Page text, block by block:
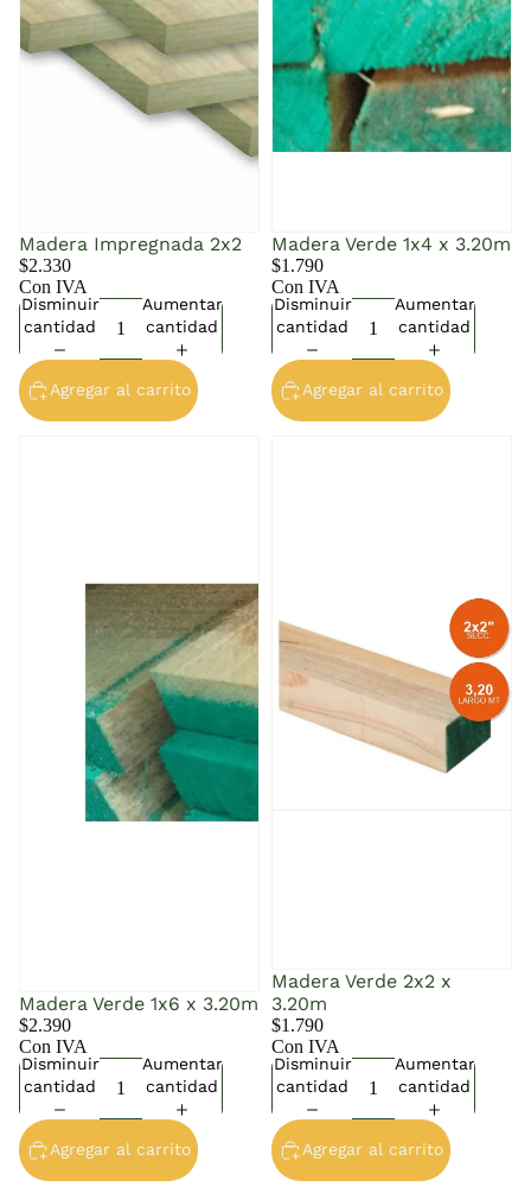
Madera Impregnada 2x2
$2.330
Con IVA
Disminuir
cantidad
Aumentar
cantidad
Agregar al carrito
Madera Verde 1x4 x 3.20m
$1.790
Con IVA
Disminuir
cantidad
Aumentar
cantidad
Agregar al carrito
Madera Verde 1x6 x 3.20m
$2.390
Con IVA
Disminuir
cantidad
Aumentar
cantidad
Agregar al carrito
Madera Verde 2x2 x
3.20m
$1.790
Con IVA
Disminuir
cantidad
Aumentar
cantidad
Agregar al carrito